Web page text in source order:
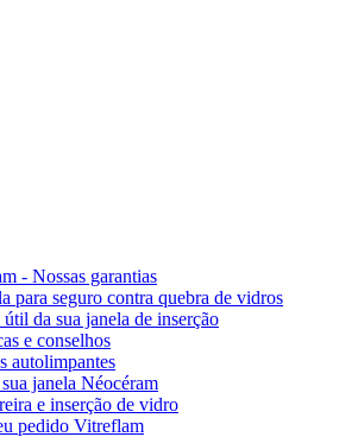
- Nossas garantias
para seguro contra quebra de vidros
da sua janela de inserção
e conselhos
autolimpantes
janela Néocéram
e inserção de vidro
pedido Vitreflam